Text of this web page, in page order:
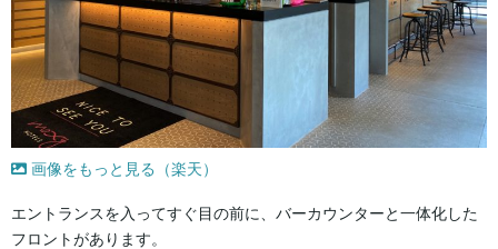
画像をもっと見る（楽天）
エントランスを入ってすぐ目の前に、バーカウンターと一体化した
フロントがあります。